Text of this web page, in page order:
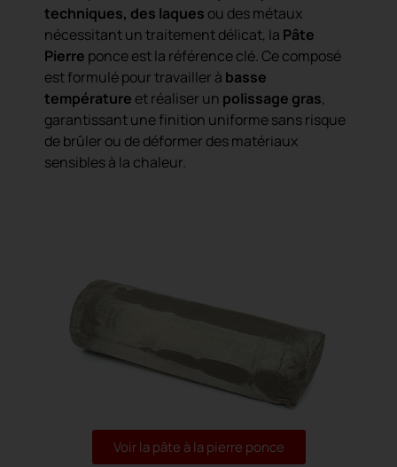
techniques, des laques ou des métaux
nécessitant un traitement délicat, la Pâte
Pierre ponce est la référence clé. Ce composé
est formulé pour travailler à basse
température et réaliser un polissage gras,
garantissant une finition uniforme sans risque
de brûler ou de déformer des matériaux
sensibles à la chaleur.
Voir la pâte à la pierre ponce